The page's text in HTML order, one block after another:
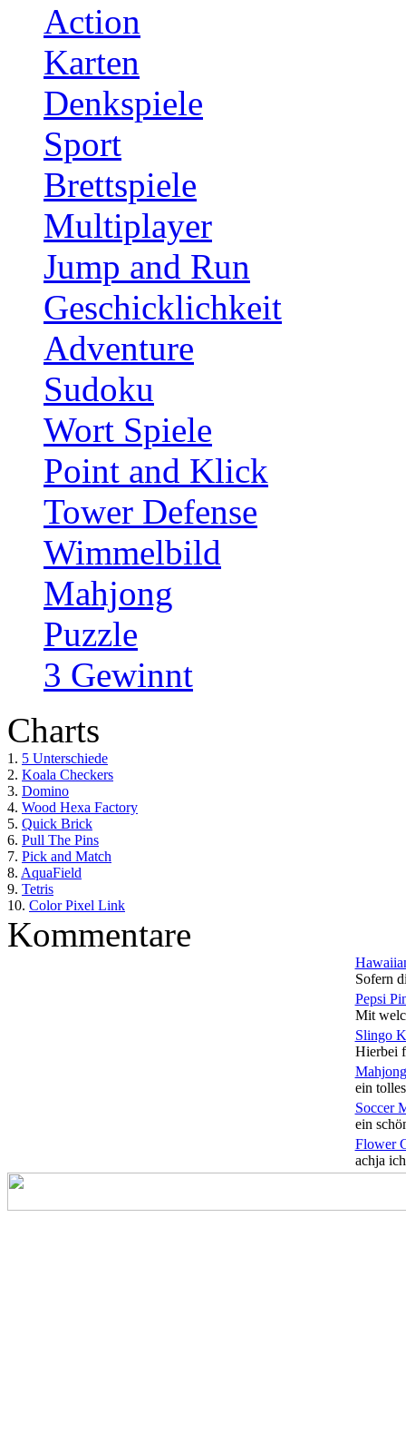
Action
Karten
Denkspiele
Sport
Brettspiele
Multiplayer
Jump and Run
Geschicklichkeit
Adventure
Sudoku
Wort Spiele
Point and Klick
Tower Defense
Wimmelbild
Mahjong
Puzzle
3 Gewinnt
Charts
1. 5 Unterschiede
2. Koala Checkers
3. Domino
4. Wood Hexa Factory
5. Quick Brick
6. Pull The Pins
7. Pick and Match
8. AquaField
9. Tetris
10. Color Pixel Link
Kommentare
Sofern
Pepsi
Mit
Slingo
Hierbei
ein
Soccer
ein
Flower
achja